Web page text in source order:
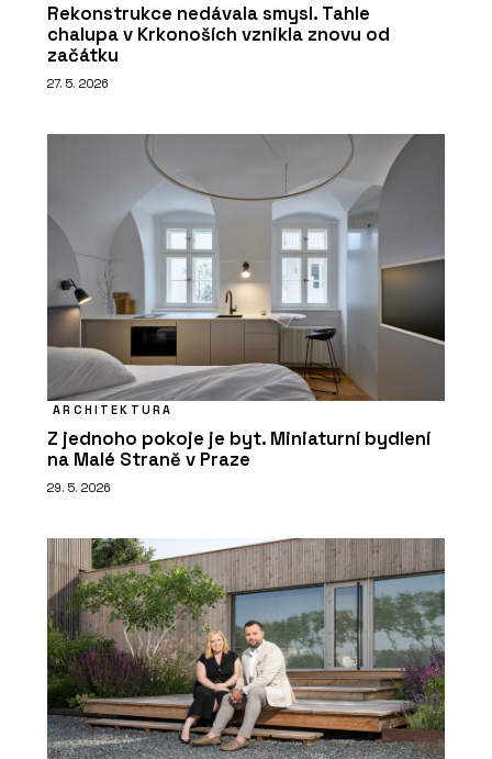
Rekonstrukce nedávala smysl. Tahle
chalupa v Krkonoších vznikla znovu od
začátku
27. 5. 2026
ARCHITEKTURA
Z jednoho pokoje je byt. Miniaturní bydlení
na Malé Straně v Praze
29. 5. 2026